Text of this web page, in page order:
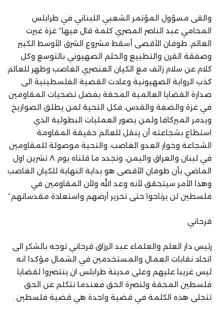
والقى مسؤول المؤتمر الشعبي اللبناني في طرابلس
المحامي عبد الناصر المصري كلمة قال فيها” غزة غيرت
العالم، طوفان الأقصى أسقط مشروع الشرق الأوسط الكبير
وصفقة القرن والتطبيع والحلم الصهيوني بالتوسع وكل
كلام عن سلام زائف مع الكيان العنصري الغاصب وظهر للعالم
كذب الرواية الصهيونية وعادت القضية الفلسطينية الى
صدارة القضايا العالمية المحقة بفضل تضحيات المقاومين
في غزة والضفة والقدس، فكل التحية لمن يطلق الصواريخ
ويدمر الميركافا ولمن يصور العمليات البطولية الذي
استطاع بشجاعته أن ينقل للعالم حقيقة المقاومة
الشجاعة وخوار العدو الغاصب، والتحية موصولة للمقاومين
في لبنان والعراق واليمن، ونجدد ما قلناه يوم ٨ تشرين اول
الماضي بأن طوفان الأقصى هو بداية النهاية للكيان الغاصب
وهذا الأمر سيتحقق لأنه وعد الله ولأن المقاومين في
فلسطين لن يرتاحوا حتى تحرير أرضهم واستعادة مقدساتهم”
قرحاني
رئيس دار العلم والعلماء عبد الرزاق قرحاني توجه بالشكر الى
اتحاد نقابات العمال والمستخدمين في الشمال مؤكدا انه
ليس غريبا عليهم وعلى مدينة طرابلس ان ينتصروا لقضايا
فلسطين المحقة ولنصرة الحق فعندما نتكلم عن الحق
تتجلى هذه الكلمة في قضية واحدة هي قضية فلسطين .